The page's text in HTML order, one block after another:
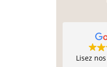
Lisez nos